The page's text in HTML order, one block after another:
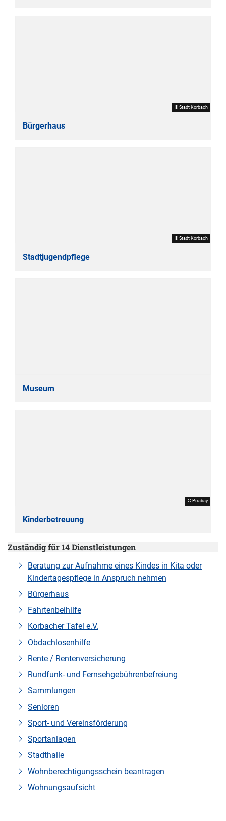
© Stadt Korbach
Bürgerhaus
© Stadt Korbach
Stadtjugendpflege
Museum
© Pixabay
Kinderbetreuung
Zuständig für 14 Dienstleistungen
Beratung zur Aufnahme eines Kindes in Kita oder
Kindertagespflege in Anspruch nehmen
Bürgerhaus
Fahrtenbeihilfe
Korbacher Tafel e.V.
Obdachlosenhilfe
Rente / Rentenversicherung
Rundfunk- und Fernsehgebührenbefreiung
Sammlungen
Senioren
Sport- und Vereinsförderung
Sportanlagen
Stadthalle
Wohnberechtigungsschein beantragen
Wohnungsaufsicht